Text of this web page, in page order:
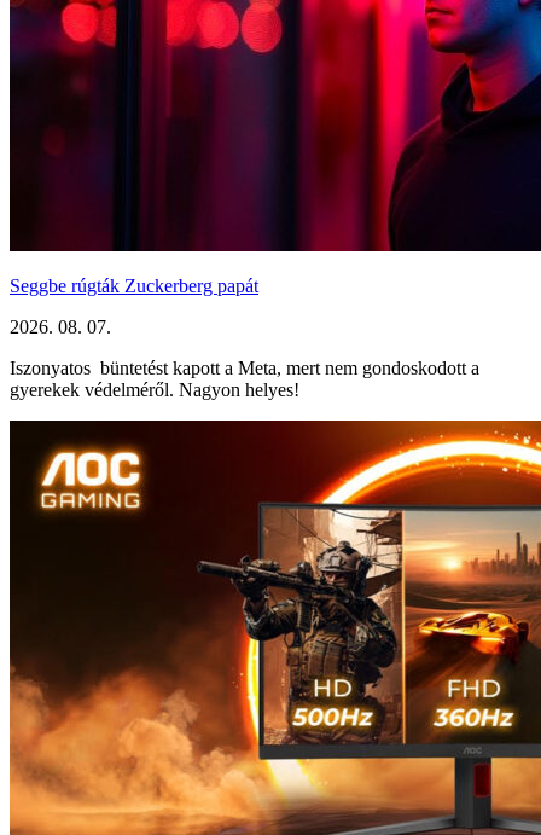
Seggbe rúgták Zuckerberg papát
2026. 08. 07.
Iszonyatos büntetést kapott a Meta, mert nem gondoskodott a
gyerekek védelméről. Nagyon helyes!